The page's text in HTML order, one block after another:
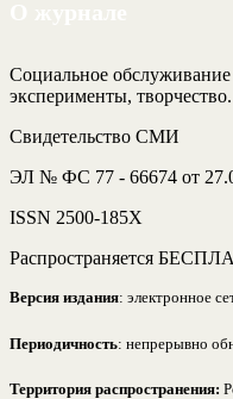
Социальное
эксперименты,
Свидетельство СМИ
ЭЛ № ФС 77 - 66674 от
ISSN 2500-185Х
Распространяется
Версия издания: электронное
Периодичность: непрерывно
Территория распространения: